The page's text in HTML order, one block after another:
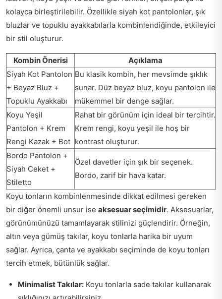
kolayca birleştirilebilir. Özellikle siyah kot pantolonlar, şık
bluzlar ve topuklu ayakkabılarla kombinlendiğinde, etkileyici
bir stil oluşturur.
Kombin Önerisi
Açıklama
Siyah Kot Pantolon
+ Beyaz Bluz +
Topuklu Ayakkabı
Bu klasik kombin, her mevsimde şıklık
sunar. Düz beyaz bluz, koyu pantolon ile
mükemmel bir denge sağlar.
Koyu Yeşil
Pantolon + Krem
Rengi Kazak + Bot
Rahat bir görünüm için ideal bir tercihtir.
Krem rengi, koyu yeşil ile hoş bir
kontrast oluşturur.
Bordo Pantolon +
Siyah Ceket +
Stiletto
Özel davetler için şık bir seçenek.
Bordo, zarif bir hava katar.
Koyu tonların kombinlenmesinde dikkat edilmesi gereken
bir diğer önemli unsur ise aksesuar seçimidir. Aksesuarlar,
görünümünüzü tamamlayarak stilinizi güçlendirir. Örneğin,
altın veya gümüş takılar, koyu tonlarla harika bir uyum
sağlar. Ayrıca, çanta ve ayakkabı seçiminde de koyu tonları
tercih etmek, bütünlük sağlar.
Minimalist Takılar: Koyu tonlarla sade takılar kullanarak